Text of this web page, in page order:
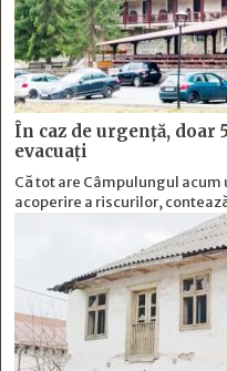
În caz de urgență, doar
evacuați
Că tot are Câmpulungul
acoperire a riscurilor,